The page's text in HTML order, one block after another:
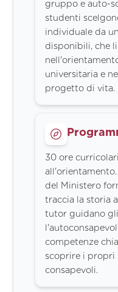
gruppo e auto-
studenti
individuale da
disponibili, che
universitaria e
progetto di vita.
30 ore
del Ministero
traccia la storia
tutor guidano
competenze
scoprire i propri
consapevoli.